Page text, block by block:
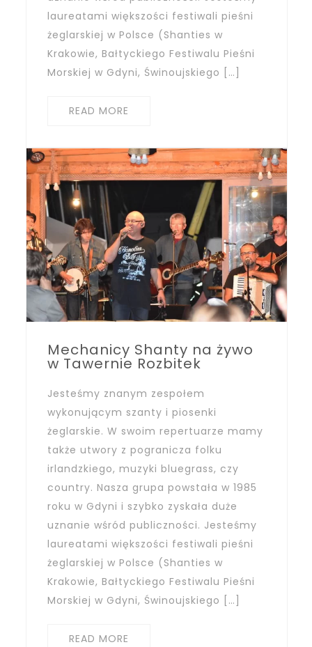
laureatami większości festiwali pieśni
żeglarskiej w Polsce (Shanties w
Krakowie, Bałtyckiego Festiwalu Pieśni
Morskiej w Gdyni, Świnoujskiego […]
READ MORE
Mechanicy Shanty na żywo
w Tawernie Rozbitek
Jesteśmy znanym zespołem
wykonującym szanty i piosenki
żeglarskie. W swoim repertuarze mamy
także utwory z pogranicza folku
irlandzkiego, muzyki bluegrass, czy
country. Nasza grupa powstała w 1985
roku w Gdyni i szybko zyskała duże
uznanie wśród publiczności. Jesteśmy
laureatami większości festiwali pieśni
żeglarskiej w Polsce (Shanties w
Krakowie, Bałtyckiego Festiwalu Pieśni
Morskiej w Gdyni, Świnoujskiego […]
READ MORE